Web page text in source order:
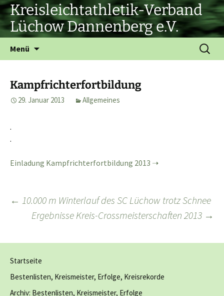
Zum
Inhalt
springen
Kreisleichtathletik-Verband
Lüchow Dannenberg e.V.
Menü
Suchen
nach:
Kampfrichterfortbildung
29. Januar 2013 Allgemeines
.
.
Einladung Kampfrichterfortbildung 2013
Beitragsnavigation
← 10.000 m Winterlauf des SC Lüchow trotz Schnee
Ergebnisse Kreis-Crossmeisterschaften 2013 →
Startseite
Bestenlisten, Kreismeister, Erfolge, Kreisrekorde
Archiv: Bestenlisten, Kreismeister, Erfolge